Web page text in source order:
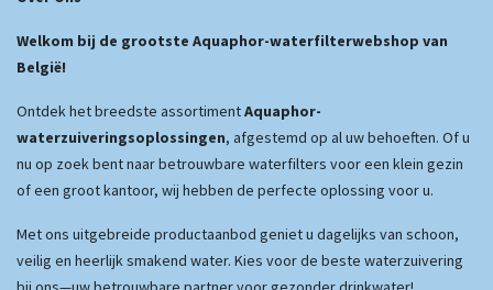
Welkom bij de grootste Aquaphor-waterfilterwebshop van
België!
Ontdek het breedste assortimentAquaphor-
waterzuiveringsoplossingen, afgestemd op al uw behoeften. Of u
nu op zoek bent naar betrouwbare waterfilters voor een klein gezin
of een groot kantoor, wij hebben de perfecte oplossing voor u.
Met ons uitgebreide productaanbod geniet u dagelijks van schoon,
veilig en heerlijk smakend water. Kies voor de beste waterzuivering